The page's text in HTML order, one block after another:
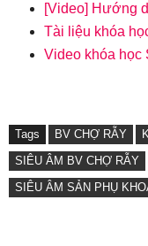
[Video] Hướng
Tài liệu khóa
Video khóa học
Tags BV CHỢ RẪY
SIÊU ÂM BV CHỢ RẪY
SIÊU ÂM SẢN PHỤ